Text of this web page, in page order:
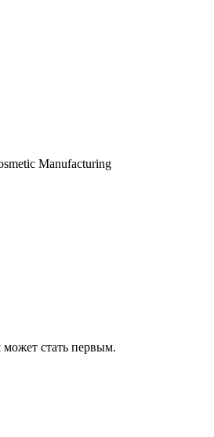
Manufacturing
стать первым.